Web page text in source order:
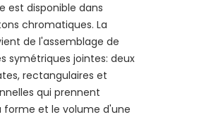
est disponible dans
chromatiques. La
de l'assemblage de
symétriques jointes: deux
rectangulaires et
qui prennent
forme et le volume d'une